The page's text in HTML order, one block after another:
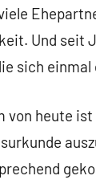
Und seit
sich
von heute